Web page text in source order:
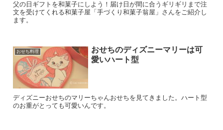
父の日ギフトを和菓子にしよう！届け日が間に合うギリギリまで注
文を受けてくれる和菓子屋「手づくり和菓子翁屋」さんをご紹介し
ます。
おせち料理
おせちのディズニーマリーは可
愛いハート型
ディズニーおせちのマリーちゃんおせちを見てきました。ハート型
のお重がとっても可愛いんです。